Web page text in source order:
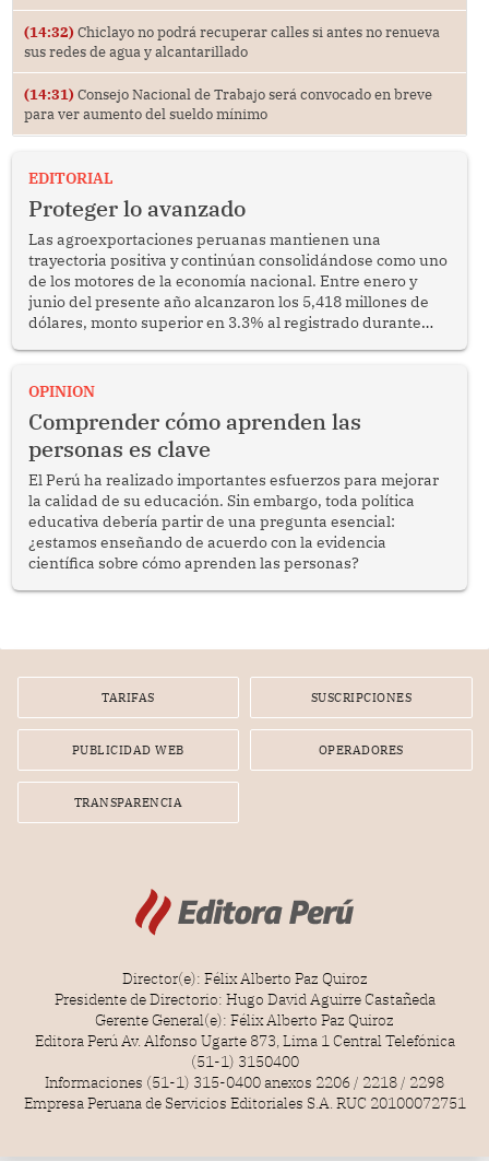
(14:32) Chiclayo no podrá recuperar calles si antes no renueva
sus redes de agua y alcantarillado
(14:31) Consejo Nacional de Trabajo será convocado en breve
para ver aumento del sueldo mínimo
EDITORIAL
Proteger lo avanzado
Las agroexportaciones peruanas mantienen una
trayectoria positiva y continúan consolidándose como uno
de los motores de la economía nacional. Entre enero y
junio del presente año alcanzaron los 5,418 millones de
dólares, monto superior en 3.3% al registrado durante
competir en los mercados internacionales y generar
país.
OPINION
Comprender cómo aprenden las
personas es clave
El Perú ha realizado importantes esfuerzos para mejorar
la calidad de su educación. Sin embargo, toda política
educativa debería partir de una pregunta esencial:
¿estamos enseñando de acuerdo con la evidencia
científica sobre cómo aprenden las personas?
TARIFAS SUSCRIPCIONES
PUBLICIDAD WEB OPERADORES
TRANSPARENCIA
Director(e): Félix Alberto Paz Quiroz
Presidente de Directorio: Hugo David Aguirre Castañeda
Gerente General(e): Félix Alberto Paz Quiroz
Editora Perú Av. Alfonso Ugarte 873, Lima 1 Central Telefónica
(51-1) 3150400
Informaciones (51-1) 315-0400 anexos 2206 / 2218 / 2298
Empresa Peruana de Servicios Editoriales S.A. RUC 20100072751